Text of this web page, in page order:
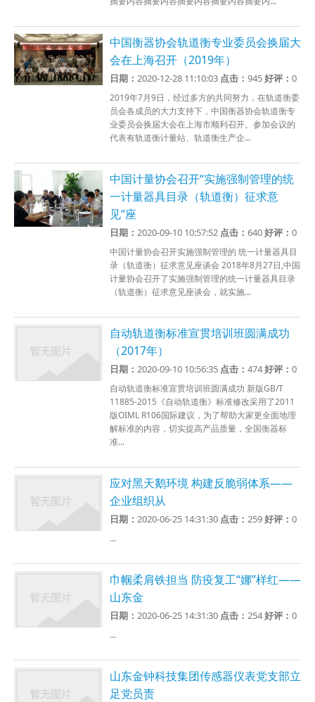
中国衡器协会轨道衡专业委员会换届大
会在上海召开（2019年）
日期：2020-12-28 11:10:03 点击：945好评：0
2019年7月9日，经过多方的共同努力，在轨道衡委
员会各成员的大力支持下，中国衡器协会轨道衡专
业委员会换届大会在上海市顺利召开。参加会议的
代表有轨道衡计量站、轨道衡生产企...
中国计量协会召开“实施强制管理的统
一计量器具目录（轨道衡）征求意
见”座
日期：2020-09-10 10:57:52 点击：640好评：0
中国计量协会召开实施强制管理的 统一计量器具目
录（轨道衡）征求意见座谈会 2018年8月27日,中国
计量协会召开了实施强制管理的统一计量器具目录
（轨道衡）征求意见座谈会，就实施...
自动轨道衡标准宣贯培训班圆满成功
（2017年）
日期：2020-09-10 10:56:35 点击：474好评：0
自动轨道衡标准宣贯培训班圆满成功 新版GB/T
11885-2015《自动轨道衡》标准修改采用了2011
版OIML R106国际建议，为了帮助大家更全面地理
解标准的内容，切实提高产品质量，全国衡器标
准...
应对黑天鹅环境 构建反脆弱体系——
企业组织从
日期：2020-06-25 14:31:30 点击：259好评：0
...
巾帼柔肩铁担当 防疫复工“娜”样红——
山东金
日期：2020-06-25 14:31:30 点击：254好评：0
...
山东金钟科技集团传感器仪表党支部立
足党员责